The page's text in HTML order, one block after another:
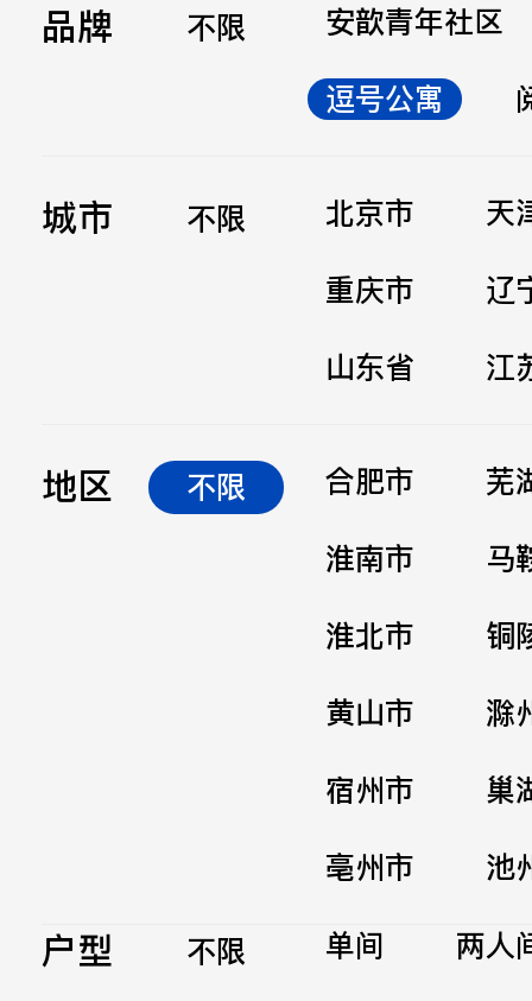
品牌 不限
安歆青年社区
逗号公寓
城市 不限 北京市
天
重庆市
辽
山东省
江
地区 不限 合肥市
芜
淮南市
马
淮北市
铜
黄山市
滁
宿州市
巢
亳州市
池
户型 不限 单间
两人
立即提交